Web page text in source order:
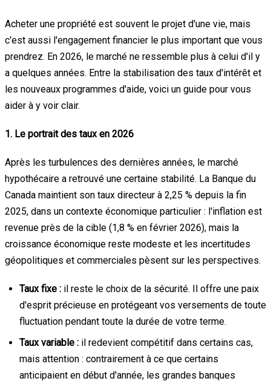
Acheter une propriété est souvent le projet d'une vie, mais
c'est aussi l'engagement financier le plus important que vous
prendrez. En 2026, le marché ne ressemble plus à celui d'il y
a quelques années. Entre la stabilisation des taux d'intérêt et
les nouveaux programmes d'aide, voici un guide pour vous
aider à y voir clair.
1. Le portrait des taux en 2026
Après les turbulences des dernières années, le marché
hypothécaire a retrouvé une certaine stabilité. La Banque du
Canada maintient son taux directeur à 2,25 % depuis la fin
2025, dans un contexte économique particulier : l'inflation est
revenue près de la cible (1,8 % en février 2026), mais la
croissance économique reste modeste et les incertitudes
géopolitiques et commerciales pèsent sur les perspectives.
Taux fixe : il reste le choix de la sécurité. Il offre une paix
d'esprit précieuse en protégeant vos versements de toute
fluctuation pendant toute la durée de votre terme.
Taux variable : il redevient compétitif dans certains cas,
mais attention : contrairement à ce que certains
anticipaient en début d'année, les grandes banques